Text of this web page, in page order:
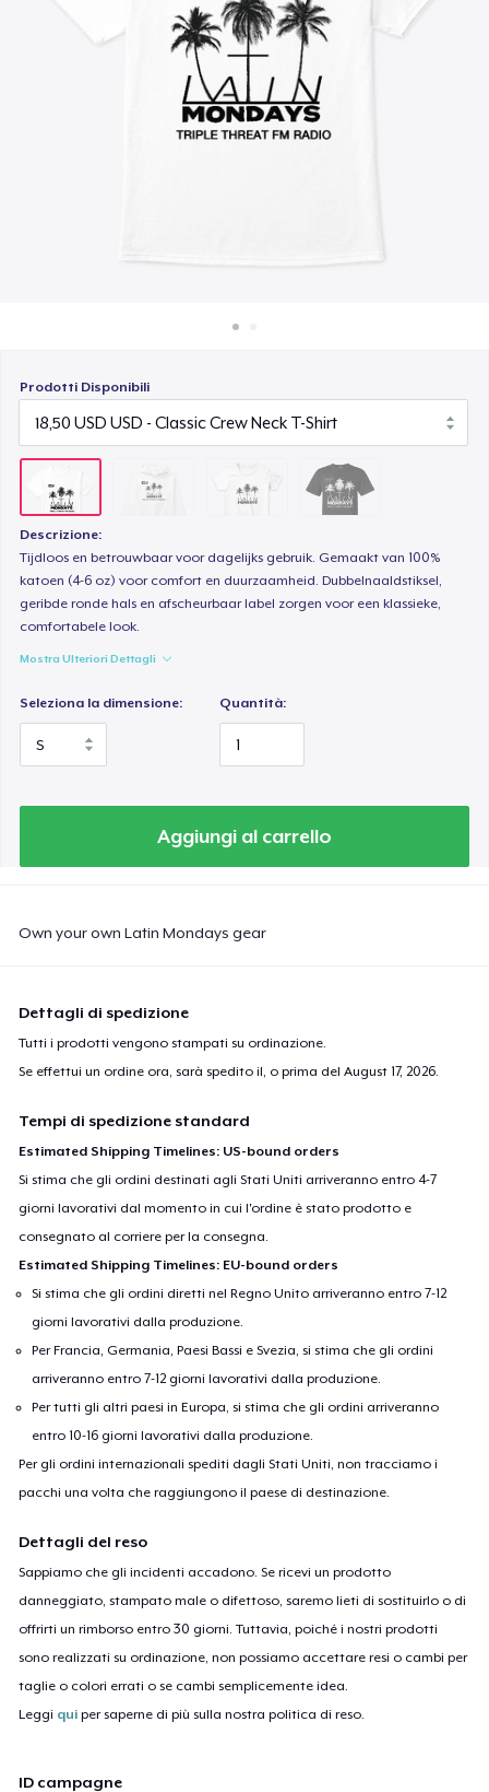
Vendi ovunque
Vendi qualsiasi cosa
Prodotti Disponibili
Descrizione:
Tijdloos en betrouwbaar voor dagelijks gebruik. Gemaakt van 100%
katoen (4-6 oz) voor comfort en duurzaamheid. Dubbelnaaldstiksel,
geribde ronde hals en afscheurbaar label zorgen voor een klassieke,
comfortabele look.
Mostra Ulteriori Dettagli
Seleziona la dimensione: Quantità:
Aggiungi al carrello
Own your own Latin Mondays gear
Dettagli di spedizione
Tutti i prodotti vengono stampati su ordinazione.
Se effettui un ordine ora, sarà spedito il, o prima delAugust 17, 2026.
Tempi di spedizione standard
Estimated Shipping Timelines: US-bound orders
Si stima che gli ordini destinati agli Stati Uniti arriveranno entro 4-7
giorni lavorativi dal momento in cui l'ordine è stato prodotto e
consegnato al corriere per la consegna.
Estimated Shipping Timelines: EU-bound orders
Si stima che gli ordini diretti nel Regno Unito arriveranno entro 7-12
giorni lavorativi dalla produzione.
Per Francia, Germania, Paesi Bassi e Svezia, si stima che gli ordini
arriveranno entro 7-12 giorni lavorativi dalla produzione.
Per tutti gli altri paesi in Europa, si stima che gli ordini arriveranno
entro 10-16 giorni lavorativi dalla produzione.
Per gli ordini internazionali spediti dagli Stati Uniti, non tracciamo i
pacchi una volta che raggiungono il paese di destinazione.
Dettagli del reso
Sappiamo che gli incidenti accadono. Se ricevi un prodotto
danneggiato, stampato male o difettoso, saremo lieti di sostituirlo o di
offrirti un rimborso entro 30 giorni. Tuttavia, poiché i nostri prodotti
sono realizzati su ordinazione, non possiamo accettare resi o cambi per
taglie o colori errati o se cambi semplicemente idea.
Leggi qui per saperne di più sulla nostra politica di reso.
ID campagne
18,00 USD
20,99 USD